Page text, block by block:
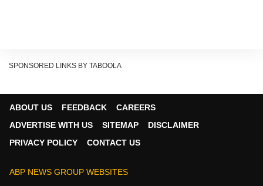
किन मुस्लिम देशों ने अपनाई सख्ती?
SPONSORED LINKS BY TABOOLA
ABOUT US FEEDBACK
CAREERS
ADVERTISE WITH US
SITEMAP
DISCLAIMER
PRIVACY POLICY
CONTACT US
ABP NEWS GROUP WEBSITES